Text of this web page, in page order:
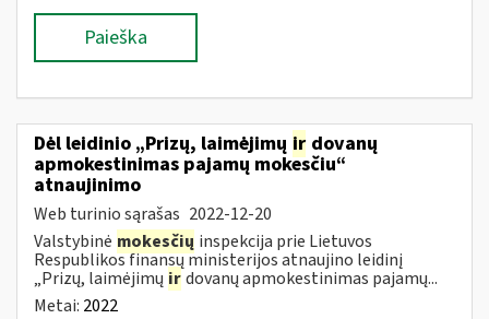
Paieška
Dėl leidinio „Prizų, laimėjimų ir dovanų
apmokestinimas pajamų mokesčiu“
atnaujinimo
Web turinio sąrašas 2022-12-20
Valstybinė mokesčių inspekcija prie Lietuvos
Respublikos finansų ministerijos atnaujino leidinį
„Prizų, laimėjimų irdovanų apmokestinimas pajamų...
Metai: 2022